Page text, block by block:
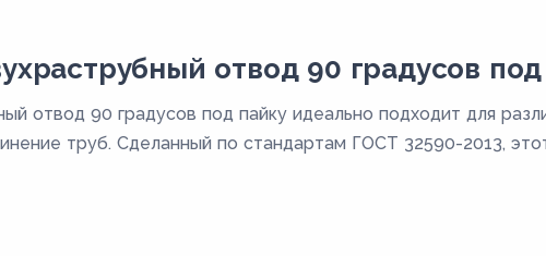
отвод 90 градусов
отвод 90 градусов под пайку идеально подходит для
труб. Сделанный по стандартам ГОСТ 32590-2013,